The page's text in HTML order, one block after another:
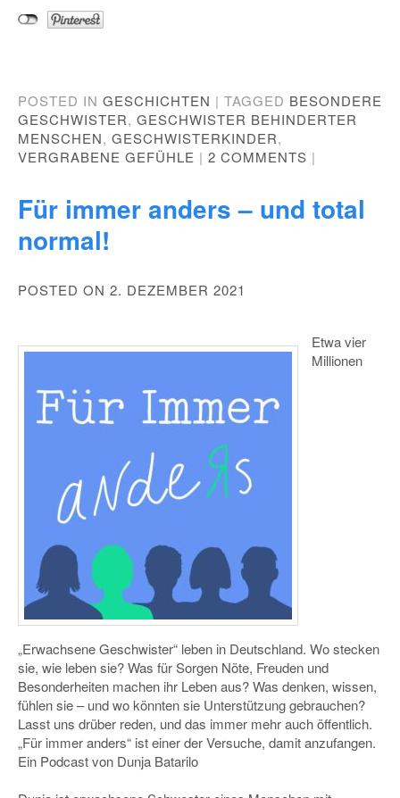
POSTED IN GESCHICHTEN | TAGGED BESONDERE
GESCHWISTER, GESCHWISTER BEHINDERTER
MENSCHEN, GESCHWISTERKINDER,
VERGRABENE GEFÜHLE | 2 COMMENTS |
Für immer anders – und total
normal!
POSTED ON 2. DEZEMBER 2021
Etwa vier
Millionen
„Erwachsene Geschwister“ leben in Deutschland. Wo stecken
sie, wie leben sie? Was für Sorgen Nöte, Freuden und
Besonderheiten machen ihr Leben aus? Was denken, wissen,
fühlen sie – und wo könnten sie Unterstützung gebrauchen?
Lasst uns drüber reden, und das immer mehr auch öffentlich.
„Für immer anders“ ist einer der Versuche, damit anzufangen.
Ein Podcast von Dunja Batarilo